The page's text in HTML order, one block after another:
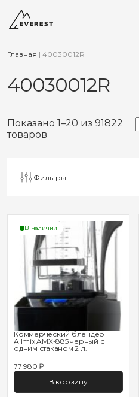
Главная | 40030012R
40030012R
Показано 1–20 из 91822
товаров
Фильтры
В наличии
Коммерческий блендер
Allmix AMX-885 черный с
одним стаканом 2 л.
77 980 ₽
В корзину